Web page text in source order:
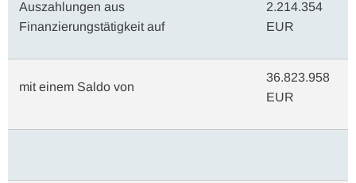
Auszahlungen aus
Finanzierungstätigkeit auf
2.214.354
EUR
mit einem Saldo von
36.823.958
EUR